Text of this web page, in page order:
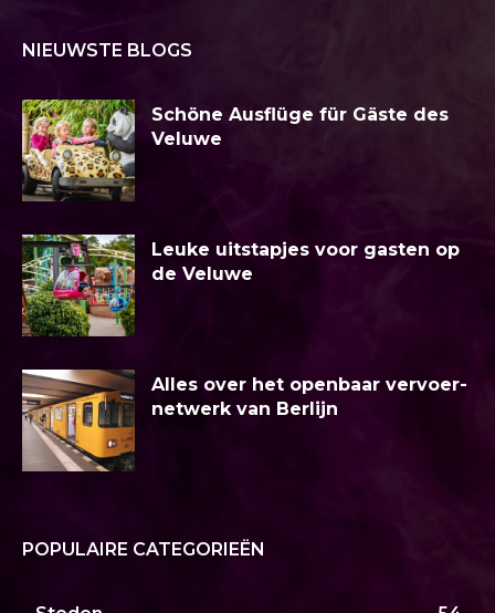
NIEUWSTE BLOGS
Schöne Ausflüge für Gäste des
Veluwe
Leuke uitstapjes voor gasten op
de Veluwe
Alles over het openbaar vervoer-
netwerk van Berlijn
POPULAIRE CATEGORIEËN